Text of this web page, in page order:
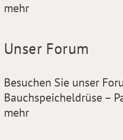
mehr
Unser Forum
Besuchen Sie unser
Bauchspeicheldrüse –
mehr